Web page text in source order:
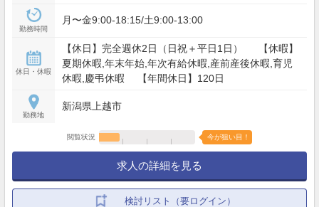
勤務時間
月〜金9:00-18:15/土9:00-13:00
休日・休暇
【休日】完全週休2日（日祝＋平日1日） 【休暇】
夏期休暇,年末年始,年次有給休暇,産前産後休暇,育児
休暇,慶弔休暇 【年間休日】120日
勤務地
新潟県上越市
閲覧状況 今が狙い目！
求人の詳細を見る
検討リスト（要ログイン）